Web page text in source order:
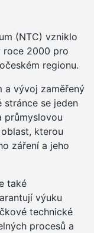
(NTC) vzniklo
roce 2000 pro
regionu.
a vývoj zaměřený
stránce se jeden
průmyslovou
kterou
záření a jeho
také
výuku
technické
procesů a